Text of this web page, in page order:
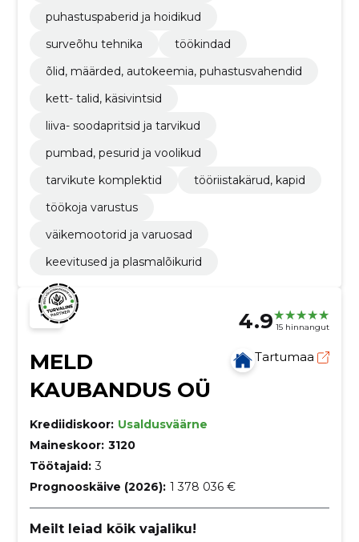
puhastuspaberid ja hoidikud
surveõhu tehnika
töökindad
õlid, määrded, autokeemia, puhastusvahendid
kett- talid, käsivintsid
liiva- soodapritsid ja tarvikud
pumbad, pesurid ja voolikud
tarvikute komplektid
tööriistakärud, kapid
töökoja varustus
väikemootorid ja varuosad
keevitused ja plasmalõikurid
4.9 15 hinnangut
MELD
KAUBANDUS OÜ
Tartumaa
Krediidiskoor: Usaldusväärne
Maineskoor: 3120
Töötajaid: 3
Prognooskäive (2026): 1 378 036 €
Meilt leiad kõik vajaliku!